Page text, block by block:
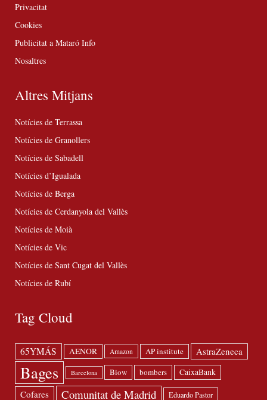
Privacitat
Cookies
Publicitat a Mataró Info
Nosaltres
Altres Mitjans
Notícies de Terrassa
Notícies de Granollers
Notícies de Sabadell
Notícies d’Igualada
Notícies de Berga
Notícies de Cerdanyola del Vallès
Notícies de Moià
Notícies de Vic
Notícies de Sant Cugat del Vallès
Notícies de Rubí
Tag Cloud
65YMÁS AENOR Amazon AP institute AstraZeneca
Bages Barcelona Biow bombers CaixaBank
Cofares Comunitat de Madrid Eduardo Pastor